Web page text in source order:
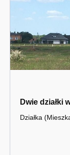
Dwie działki
Działka